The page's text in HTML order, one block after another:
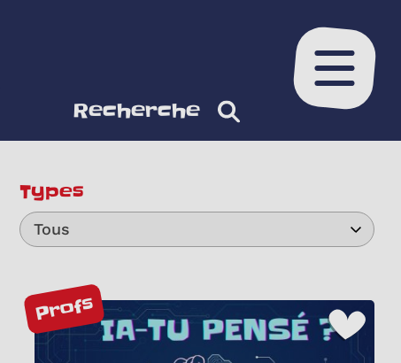
Recherche
Ouvrir le
Types
Tous
Profs